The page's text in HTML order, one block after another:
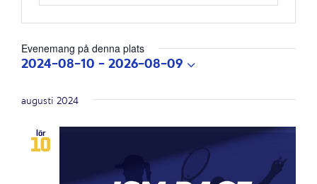
Evenemang på denna plats
2024-08-10 - 2026-08-09
datum.
augusti 2024
lör
10